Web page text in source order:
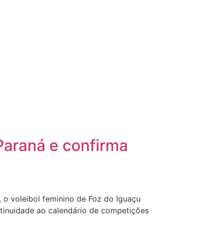
e confirma
voleibol feminino de Foz do Iguaçu
ao calendário de competições